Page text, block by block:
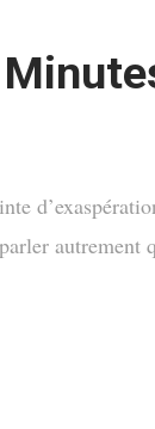
autrement